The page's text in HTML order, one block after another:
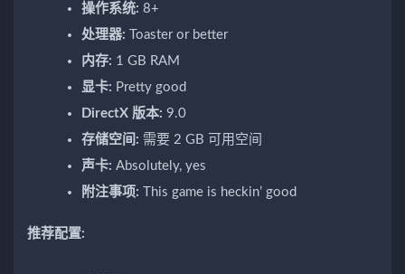
操作系统: 8+
处理器: Toaster or better
内存: 1 GB RAM
显卡: Pretty good
DirectX 版本: 9.0
存储空间: 需要 2 GB 可用空间
声卡: Absolutely, yes
附注事项: This game is heckin’ good
推荐配置: